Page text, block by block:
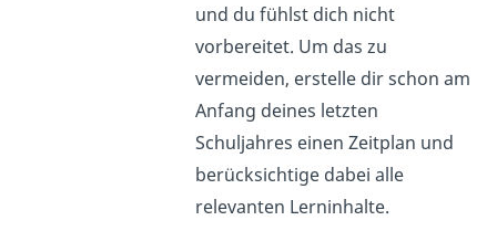
und du fühlst dich nicht
vorbereitet. Um das zu
vermeiden, erstelle dir schon am
Anfang deines letzten
Schuljahres einen Zeitplan und
berücksichtige dabei alle
relevanten Lerninhalte.